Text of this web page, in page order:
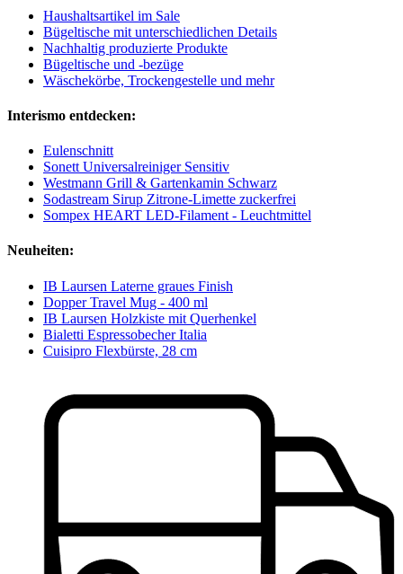
Haushaltsartikel im Sale
Bügeltische mit unterschiedlichen Details
Nachhaltig produzierte Produkte
Bügeltische und -bezüge
Wäschekörbe, Trockengestelle und mehr
Interismo entdecken:
Eulenschnitt
Sonett Universalreiniger Sensitiv
Westmann Grill & Gartenkamin Schwarz
Sodastream Sirup Zitrone-Limette zuckerfrei
Sompex HEART LED-Filament - Leuchtmittel
Neuheiten:
IB Laursen Laterne graues Finish
Dopper Travel Mug - 400 ml
IB Laursen Holzkiste mit Querhenkel
Bialetti Espressobecher Italia
Cuisipro Flexbürste, 28 cm